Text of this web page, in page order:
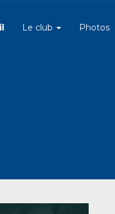
Le club Photos